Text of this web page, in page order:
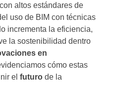
altos estándares de
uso de BIM con técnicas
incrementa la eficiencia,
la sostenibilidad dentro
en
cómo estas
el futuro de la